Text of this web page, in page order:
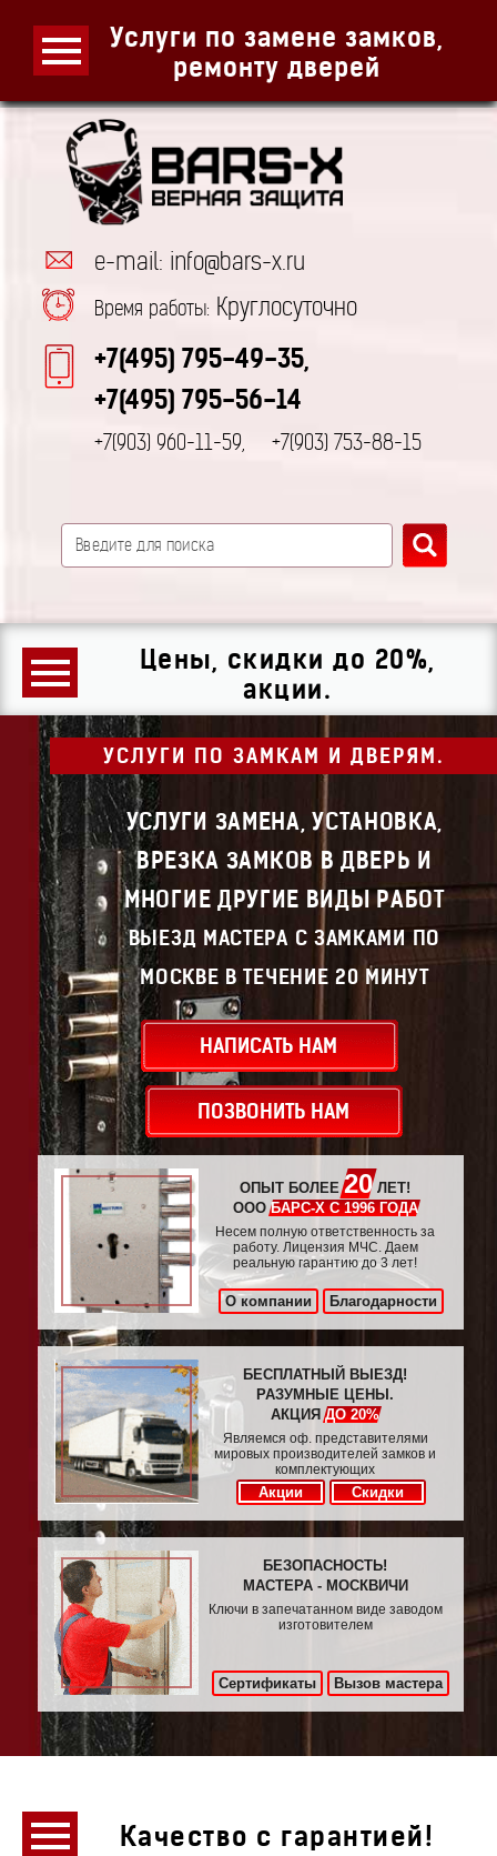
Услуги по замене замков,
ремонту дверей
e-mail: info@bars-x.ru
Время работы: Круглосуточно
+7(495) 795-49-35,
+7(495) 795-56-14
+7(903) 960-11-59, +7(903) 753-88-15
Цены, скидки до 20%,
акции.
УСЛУГИ ПО ЗАМКАМ И ДВЕРЯМ.
УСЛУГИ ЗАМЕНА, УСТАНОВКА,
ВРЕЗКА ЗАМКОВ В ДВЕРЬ И
МНОГИЕ ДРУГИЕ ВИДЫ РАБОТ
ВЫЕЗД МАСТЕРА С ЗАМКАМИ ПО
МОСКВЕ В ТЕЧЕНИЕ 20 МИНУТ
НАПИСАТЬ НАМ
ПОЗВОНИТЬ НАМ
ОПЫТ БОЛЕЕ20ЛЕТ!
ОООБАРС-Х С 1996 ГОДА
Несем полную ответственность за
работу. Лицензия МЧС. Даем
реальную гарантию до 3 лет!
О компании Благодарности
БЕСПЛАТНЫЙ ВЫЕЗД!
РАЗУМНЫЕ ЦЕНЫ.
АКЦИЯДО 20%
Являемся оф. представителями
мировых производителей замков и
комплектующих
Акции Скидки
БЕЗОПАСНОСТЬ!
МАСТЕРА - МОСКВИЧИ
Ключи в запечатанном виде заводом
изготовителем
Сертификаты Вызов мастера
Качество с гарантией!